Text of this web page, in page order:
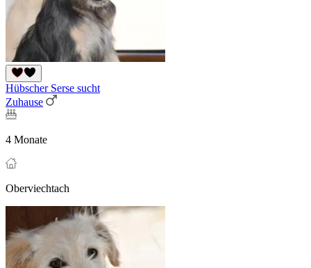
Hübscher Serse sucht
Zuhause
4 Monate
Oberviechtach